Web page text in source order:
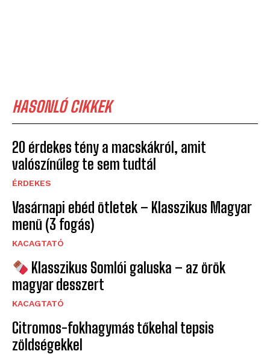
HASONLÓ CIKKEK
20 érdekes tény a macskákról, amit
valószínűleg te sem tudtál
ÉRDEKES
Vasárnapi ebéd ötletek – Klasszikus Magyar
menü (3 fogás)
KACAGTATÓ
Klasszikus Somlói galuska – az örök
magyar desszert
KACAGTATÓ
Citromos-fokhagymás tőkehal tepsis
zöldségekkel